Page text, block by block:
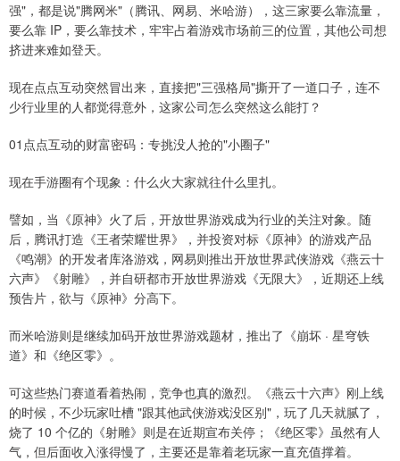
强"，都是说"腾网米"（腾讯、网易、米哈游），这三家要么靠流量，
要么靠 IP，要么靠技术，牢牢占着游戏市场前三的位置，其他公司想
挤进来难如登天。
现在点点互动突然冒出来，直接把"三强格局"撕开了一道口子，连不
少行业里的人都觉得意外，这家公司怎么突然这么能打？
01点点互动的财富密码：专挑没人抢的"小圈子"
现在手游圈有个现象：什么火大家就往什么里扎。
譬如，当《原神》火了后，开放世界游戏成为行业的关注对象。随
后，腾讯打造《王者荣耀世界》，并投资对标《原神》的游戏产品
《鸣潮》的开发者库洛游戏，网易则推出开放世界武侠游戏《燕云十
六声》《射雕》，并自研都市开放世界游戏《无限大》，近期还上线
预告片，欲与《原神》分高下。
而米哈游则是继续加码开放世界游戏题材，推出了《崩坏 · 星穹铁
道》和《绝区零》。
可这些热门赛道看着热闹，竞争也真的激烈。《燕云十六声》刚上线
的时候，不少玩家吐槽 "跟其他武侠游戏没区别"，玩了几天就腻了，
烧了 10 个亿的《射雕》则是在近期宣布关停；《绝区零》虽然有人
气，但后面收入涨得慢了，主要还是靠着老玩家一直充值撑着。